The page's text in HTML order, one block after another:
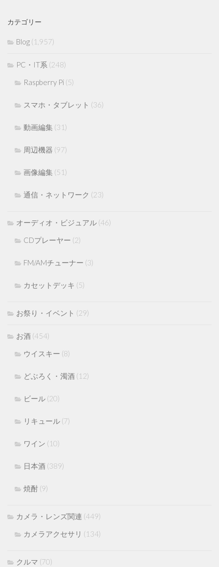
カテゴリー
Blog (1,957)
PC・IT系 (248)
Raspberry Pi (5)
スマホ・タブレット (36)
動画編集 (31)
周辺機器 (97)
画像編集 (51)
通信・ネットワーク (23)
オーディオ・ビジュアル (46)
CDプレーヤー (2)
FM/AMチューナー (3)
カセットデッキ (5)
お祭り・イベント (29)
お酒 (454)
ウイスキー (8)
どぶろく・濁酒 (12)
ビール (20)
リキュール (7)
ワイン (10)
日本酒 (389)
焼酎 (9)
カメラ・レンズ関連 (449)
カメラアクセサリ (134)
クルマ (70)